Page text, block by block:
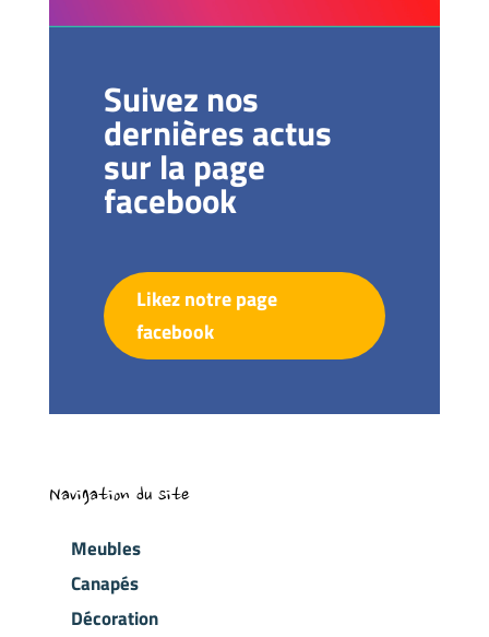
Suivez nos
dernières actus
sur la page
facebook
Likez notre page
facebook
Navigation du site
Meubles
Canapés
Décoration